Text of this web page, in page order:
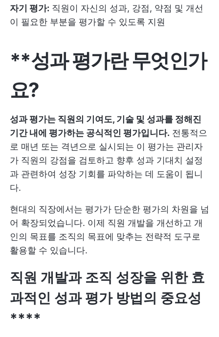
자기 평가: 직원이 자신의 성과, 강점, 약점 및 개선
이 필요한 부분을 평가할 수 있도록 지원
**성과 평가란 무엇인가
요?
성과 평가는 직원의 기여도, 기술 및 성과를 정해진
기간 내에 평가하는 공식적인 평가입니다. 전통적으
로 매년 또는 격년으로 실시되는 이 평가는 관리자
가 직원의 강점을 검토하고 향후 성과 기대치 설정
과 관련하여 성장 기회를 파악하는 데 도움이 됩니
다.
현대의 직장에서는 평가가 단순한 평가의 차원을 넘
어 확장되었습니다. 이제 직원 개발을 개선하고 개
인의 목표를 조직의 목표에 맞추는 전략적 도구로
활용할 수 있습니다.
직원 개발과 조직 성장을 위한 효
과적인 성과 평가 방법의 중요성
****